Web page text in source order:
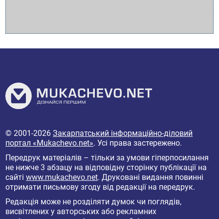
© 2001-2026Закарпатський інформаційно-діловий
портал «Mukachevo.net». Усі права застережено.
Передрук матеріалів – тільки за умови гіперпосилання
не нижче 3 абзацу на відповідну сторінку публікації на
сайтіwww.mukachevo.net. Друковані видання повинні
отримати письмову згоду від редакції на передрук.
Редакція може не розділяти думок чи поглядів,
висвітлених у авторських або рекламних